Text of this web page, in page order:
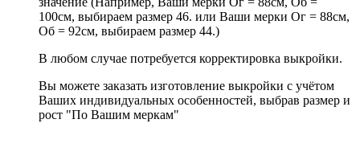
100см, выбираем размер 46. или Ваши мерки Ог = 88см,
Об = 92см, выбираем размер 44.)
В любом случае потребуется корректировка выкройки.
Вы можете заказать изготовление выкройки с учётом
Ваших индивидуальных особенностей, выбрав размер и
рост "По Вашим меркам"